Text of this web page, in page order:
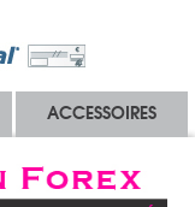
ACCESSOIRES